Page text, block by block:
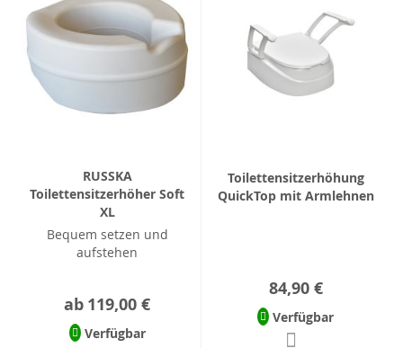
RUSSKA
Toilettensitzerhöher Soft
XL
Bequem setzen und
aufstehen
ab 119,00 €
Verfügbar
Toilettensitzerhöhung
QuickTop mit Armlehnen
84,90 €
Verfügbar